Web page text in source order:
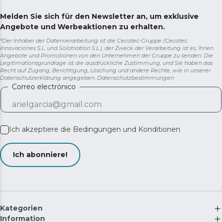
Melden Sie sich für den Newsletter an, um exklusive
Angebote und Werbeaktionen zu erhalten.
*Der Inhaber der Datenverarbeitung ist die Cecotec-Gruppe (Cecotec
Innovaciones S.L. und Solotriatlon S.L.), der Zweck der Verarbeitung ist es, Ihnen
Angebote und Promotionen von den Unternehmen der Gruppe zu senden. Die
Legitimationsgrundlage ist die ausdrückliche Zustimmung, und Sie haben das
Recht auf Zugang, Berichtigung, Löschung und andere Rechte, wie in unserer
Datenschutzerklärung angegeben. Datenschutzbestimmungen
Correo electrónico
Ich akzeptiere die Bedingungen und Konditionen
Ich abonniere!
Kategorien
Information